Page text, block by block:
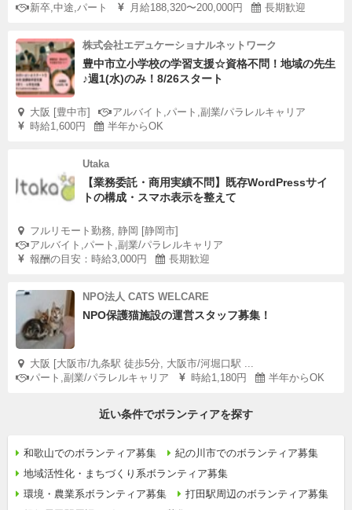
新卒,中途,パート
月給188,320〜200,000円 長期歓迎
株式会社エデュケーショナルネットワーク
豊中市立小学校の学習支援☆資格不問！地域の先生
♪週1(水)のみ！8/26スタート
大阪 [豊中市]
アルバイト,パート,副業/パラレルキャリア
時給1,600円
半年からOK
Utaka
【業務委託・商用実績不問】既存WordPressサイ
トの構成・スマホ表示を整えて
フルリモート勤務, 静岡 [静岡市]
アルバイト,パート,副業/パラレルキャリア
報酬の目安：時給3,000円
長期歓迎
NPO法人 CATS WELCARE
NPO保護猫施設の運営スタッフ募集！
大阪 [大阪市/九条駅 徒歩5分, 大阪市/河堀口駅 ...
パート,副業/パラレルキャリア
時給1,180円 半年からOK
近い条件でボランティアを探す
和歌山でのボランティア募集
紀の川市でのボランティア募集
地域活性化・まちづくり系ボランティア募集
環境・農業系ボランティア募集
打田駅周辺のボランティア募集